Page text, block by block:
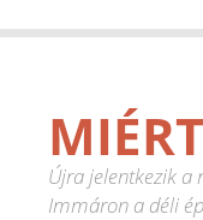
MIÉRT
Újra jelentkezik a
Immáron a déli